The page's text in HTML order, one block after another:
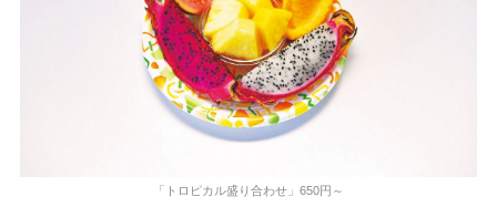
「トロピカル盛り合わせ」650円～